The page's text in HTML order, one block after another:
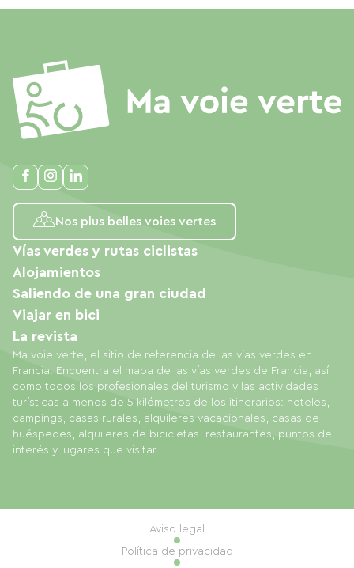
Nos plus belles voies vertes
Ma voie verte, el sitio de referencia de las vías verdes en
Francia. Encuentra el mapa de las vías verdes de Francia, así
como todos los profesionales del turismo y las actividades
turísticas a menos de 5 kilómetros de los itinerarios: hoteles,
campings, casas rurales, alquileres vacacionales, casas de
huéspedes, alquileres de bicicletas, restaurantes, puntos de
interés y lugares que visitar.
Vías verdes y rutas ciclistas
Alojamientos
Saliendo de una gran ciudad
Viajar en bici
La revista
Aviso legal
Política de privacidad